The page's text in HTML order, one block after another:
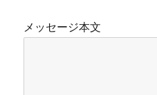
メッセージ本文